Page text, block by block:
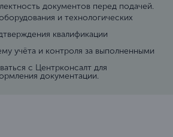
документов перед подачей.
и технологических
квалификации
учёта и контроля за выполненными
с Центрконсалт для
документации.